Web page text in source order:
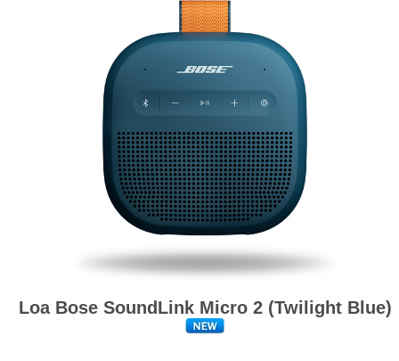
Loa Bose SoundLink Micro 2 (Twilight Blue)